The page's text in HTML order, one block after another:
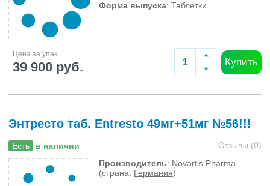
Форма выпуска: Таблетки
Цена за упак.
39 900 руб. Купить
Энтресто таб. Entresto 49мг+51мг №56!!!
Есть в наличии Отзывы (0)
Производитель: Novartis Pharma
(страна: Германия)